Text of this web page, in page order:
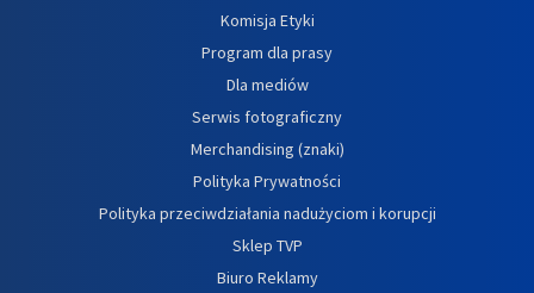
Komisja Etyki
Program dla prasy
Dla mediów
Serwis fotograficzny
Merchandising (znaki)
Polityka Prywatności
Polityka przeciwdziałania nadużyciom i korupcji
Sklep TVP
Biuro Reklamy